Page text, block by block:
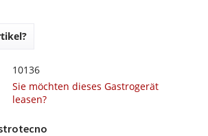
10136
Sie möchten dieses Gastrogerät
leasen?